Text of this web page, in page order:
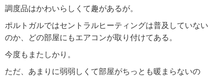
調度品はかわいらしくて趣があるが。
ポルトガルではセントラルヒーティングは普及していない
のか、どの部屋にもエアコンが取り付けてある。
今度もまたしかり。
ただ、あまりに弱弱しくて部屋がちっとも暖まらないの